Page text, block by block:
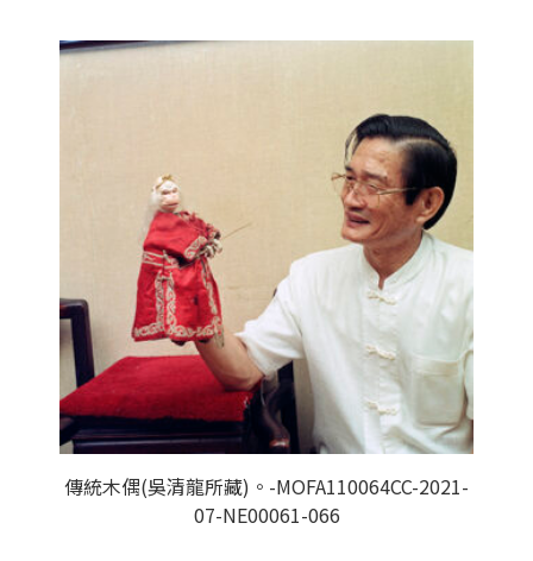
傳統木偶(吳清龍所藏)。-MOFA110064CC-2021-
07-NE00061-066